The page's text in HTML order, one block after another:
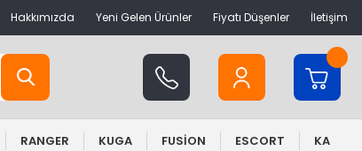
Hakkımızda Yeni Gelen Ürünler Fiyatı Düşenler İletişim
RANGER KUGA FUSİON ESCORT KA